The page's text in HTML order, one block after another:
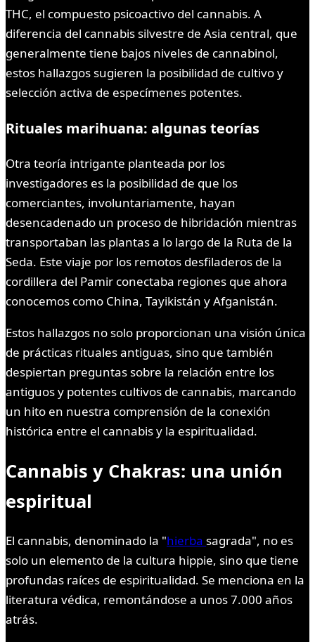
THC, el compuesto psicoactivo del cannabis. A
diferencia del cannabis silvestre de Asia central, que
generalmente tiene bajos niveles de cannabinol,
estos hallazgos sugieren la posibilidad de cultivo y
selección activa de especímenes potentes.
Rituales marihuana: algunas teorías
Otra teoría intrigante planteada por los
investigadores es la posibilidad de que los
comerciantes, involuntariamente, hayan
desencadenado un proceso de hibridación mientras
transportaban las plantas a lo largo de la Ruta de la
Seda. Este viaje por los remotos desfiladeros de la
cordillera del Pamir conectaba regiones que ahora
conocemos como China, Tayikistán y Afganistán.
Estos hallazgos no solo proporcionan una visión única
de prácticas rituales antiguas, sino que también
despiertan preguntas sobre la relación entre los
antiguos y potentes cultivos de cannabis, marcando
un hito en nuestra comprensión de la conexión
histórica entre el cannabis y la espiritualidad.
Cannabis y Chakras: una unión
espiritual
El cannabis, denominado la "hierba sagrada", no es
solo un elemento de la cultura hippie, sino que tiene
profundas raíces de espiritualidad. Se menciona en la
literatura védica, remontándose a unos 7.000 años
atrás.